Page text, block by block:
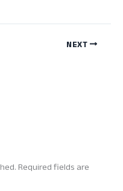
NEXT
Required fields are